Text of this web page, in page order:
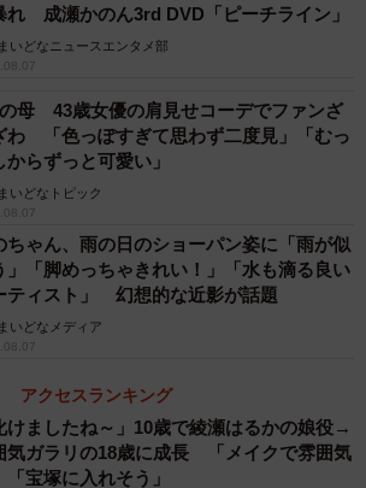
れ 成瀬かのん3rd DVD「ピーチライン」
まいどなニュースエンタメ部
母 43歳女優の肩見せコーデでファンざ
わ 「色っぽすぎて思わず二度見」「むっ
からずっと可愛い」
まいどなトピック
ちゃん、雨の日のショーパン姿に「雨が似
」「脚めっちゃきれい！」「水も滴る良い
ティスト」 幻想的な近影が話題
まいどなメディア
アクセスランキング
けましたね～」10歳で綾瀬はるかの娘役→
気ガラリの18歳に成長 「メイクで雰囲気
「宝塚に入れそう」